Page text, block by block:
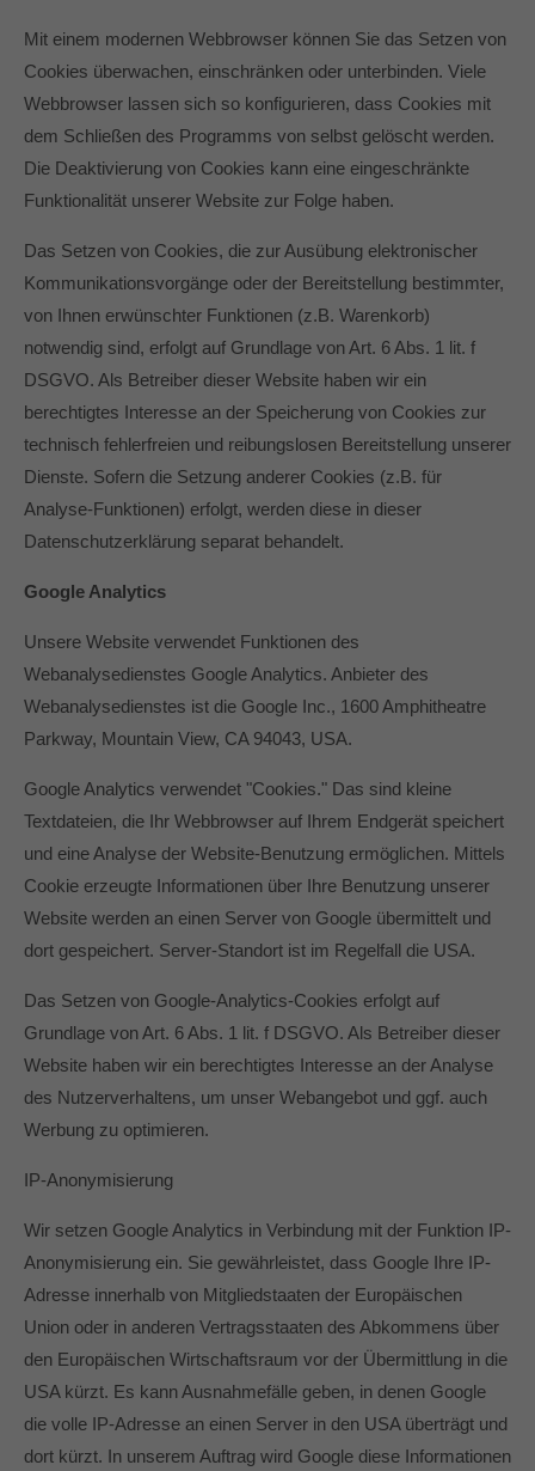
Mit einem modernen Webbrowser können Sie das Setzen von
Cookies überwachen, einschränken oder unterbinden. Viele
Webbrowser lassen sich so konfigurieren, dass Cookies mit
dem Schließen des Programms von selbst gelöscht werden.
Die Deaktivierung von Cookies kann eine eingeschränkte
Funktionalität unserer Website zur Folge haben.
Das Setzen von Cookies, die zur Ausübung elektronischer
Kommunikationsvorgänge oder der Bereitstellung bestimmter,
von Ihnen erwünschter Funktionen (z.B. Warenkorb)
notwendig sind, erfolgt auf Grundlage von Art. 6 Abs. 1 lit. f
DSGVO. Als Betreiber dieser Website haben wir ein
berechtigtes Interesse an der Speicherung von Cookies zur
technisch fehlerfreien und reibungslosen Bereitstellung unserer
Dienste. Sofern die Setzung anderer Cookies (z.B. für
Analyse-Funktionen) erfolgt, werden diese in dieser
Datenschutzerklärung separat behandelt.
Google Analytics
Unsere Website verwendet Funktionen des
Webanalysedienstes Google Analytics. Anbieter des
Webanalysedienstes ist die Google Inc., 1600 Amphitheatre
Parkway, Mountain View, CA 94043, USA.
Google Analytics verwendet "Cookies." Das sind kleine
Textdateien, die Ihr Webbrowser auf Ihrem Endgerät speichert
und eine Analyse der Website-Benutzung ermöglichen. Mittels
Cookie erzeugte Informationen über Ihre Benutzung unserer
Website werden an einen Server von Google übermittelt und
dort gespeichert. Server-Standort ist im Regelfall die USA.
Das Setzen von Google-Analytics-Cookies erfolgt auf
Grundlage von Art. 6 Abs. 1 lit. f DSGVO. Als Betreiber dieser
Website haben wir ein berechtigtes Interesse an der Analyse
des Nutzerverhaltens, um unser Webangebot und ggf. auch
Werbung zu optimieren.
IP-Anonymisierung
Wir setzen Google Analytics in Verbindung mit der Funktion IP-
Anonymisierung ein. Sie gewährleistet, dass Google Ihre IP-
Adresse innerhalb von Mitgliedstaaten der Europäischen
Union oder in anderen Vertragsstaaten des Abkommens über
den Europäischen Wirtschaftsraum vor der Übermittlung in die
USA kürzt. Es kann Ausnahmefälle geben, in denen Google
die volle IP-Adresse an einen Server in den USA überträgt und
dort kürzt. In unserem Auftrag wird Google diese Informationen